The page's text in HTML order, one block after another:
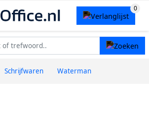
Schrijfwaren Waterman